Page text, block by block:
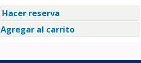
Hacer reserva
al carrito